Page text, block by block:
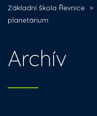
Základní škola Řevnice >
planetárium
Archív